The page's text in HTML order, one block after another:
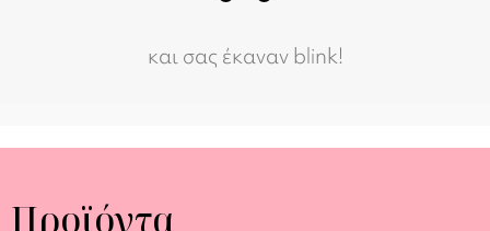
και σας έκαναν blink!
Προϊόντα